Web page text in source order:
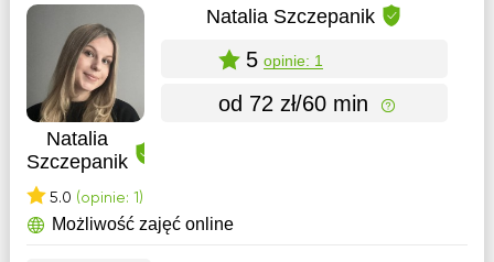
Natalia
Szczepanik
5.0 (opinie: 1)
Natalia Szczepanik
5 opinie: 1
od 72 zł/60 min
Możliwość zajęć online